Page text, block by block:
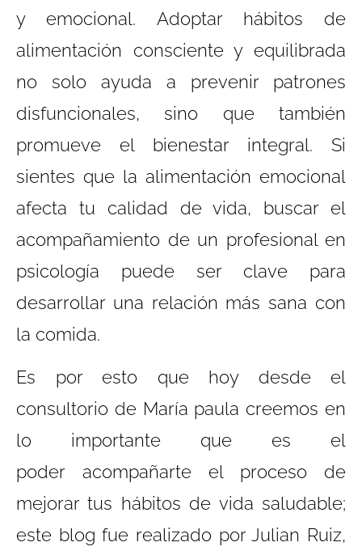
y emocional. Adoptar hábitos de
alimentación consciente y equilibrada
no solo ayuda a prevenir patrones
disfuncionales, sino que también
promueve el bienestar integral. Si
sientes que la alimentación emocional
afecta tu calidad de vida, buscar el
acompañamiento de un profesional en
psicología puede ser clave para
desarrollar una relación más sana con
la comida.
Es por esto que hoy desde el
consultorio de María paula creemos en
lo importante que es el
poder acompañarte el proceso de
mejorar tus hábitos de vida saludable;
este blog fue realizado por Julian Ruiz,